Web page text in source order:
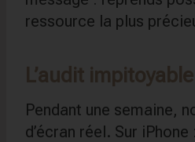
ressource la plus
L’audit impitoyable
Pendant une semaine,
d’écran réel. Sur